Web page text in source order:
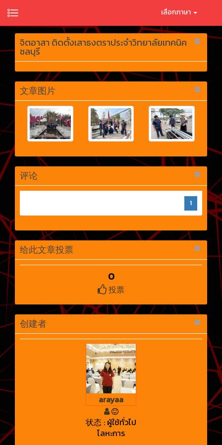
เลือกภาษา
จิตอาสา ติดตั้งเสาธงตราประจำวิทยาลัยเทคนิค
ชลบุรี
文章图片
评论
1
给此文章投票
0
投票
创建者
arayaa
状态 : ผู้ใช้ทั่วไป
โลหะการ